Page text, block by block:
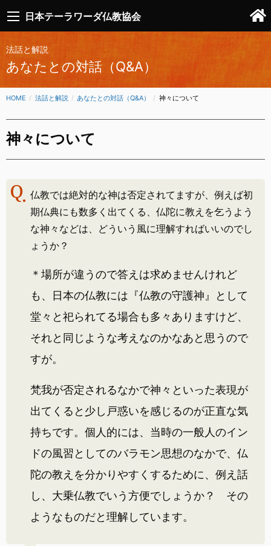
日本テーラワーダ仏教協会
法話と解説
あなたとの対話（Q&A）
HOME 法話と解説 あなたとの対話（Q&A） CURRENT:
神々について
神々について
仏教では絶対的な神は否定されてますが、例えば初
期仏典にも数多く出てくる、仏陀に教えを乞うよう
な神々などは、どういう風に理解すればいいのでし
ょうか？
＊場所が違うので答えは求めませんけれど
も、日本の仏教には『仏教の守護神』として
堂々と祀られてる場合も多々ありますけど、
それと同じような考えなのかなあと思うので
すが。
梵我が否定されるなかで神々といった表現が
出てくると少し戸惑いを感じるのが正直な気
持ちです。個人的には、当時の一般人のイン
ドの風習としてのバラモン思想のなかで、仏
陀の教えを分かりやすくするために、例え話
し、大乗仏教でいう方便でしょうか？ その
ようなものだと理解しています。